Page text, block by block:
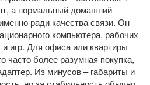
а нормальный домашний
ради качества связи. Он
компьютера, рабочих
игр. Для офиса или квартиры
часто более разумная покупка,
Из минусов – габариты и